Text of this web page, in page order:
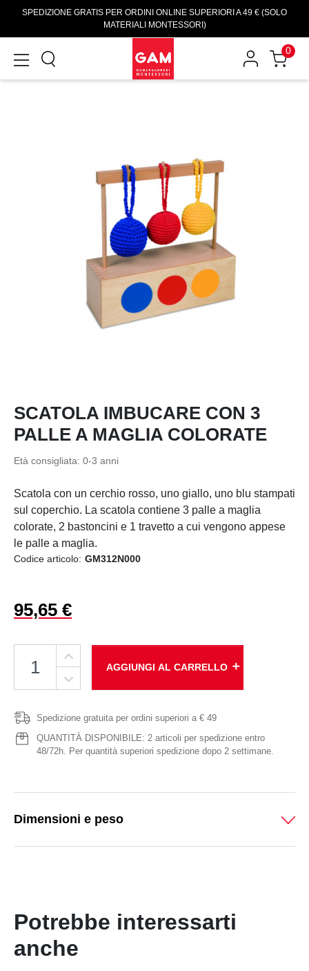
SPEDIZIONE GRATIS PER ORDINI ONLINE SUPERIORI A 49 € (SOLO
MATERIALI MONTESSORI)
0
SCATOLA IMBUCARE CON 3
PALLE A MAGLIA COLORATE
Età consigliata: 0-3 anni
Scatola con un cerchio rosso, uno giallo, uno blu stampati
sul coperchio. La scatola contiene 3 palle a maglia
colorate, 2 bastoncini e 1 travetto a cui vengono appese
le palle a maglia.
Codice articolo: GM312N000
95,65 €
AGGIUNGI AL CARRELLO add
Spedizione gratuita per ordini superiori a € 49
QUANTITÀ DISPONIBILE: 2 articoli per spedizione entro
48/72h. Per quantità superiori spedizione dopo 2 settimane.
Dimensioni e peso
Potrebbe interessarti
anche